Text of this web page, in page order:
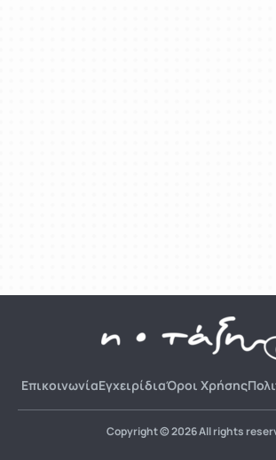
ΕπικοινωνίαΕγχειρίδιαΌροι Χρήσης
Copyright © 2026 All rights